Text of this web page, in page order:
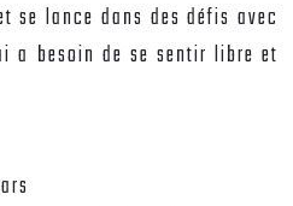
se lance dans des défis avec
a besoin de se sentir libre et